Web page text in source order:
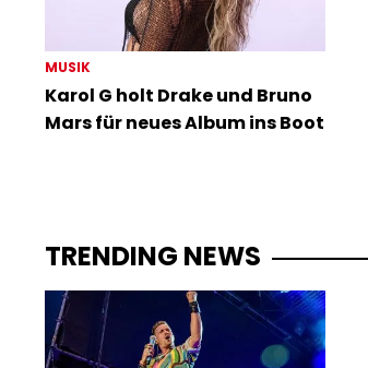
MUSIK
Karol G holt Drake und Bruno
Mars für neues Album ins Boot
TRENDING NEWS